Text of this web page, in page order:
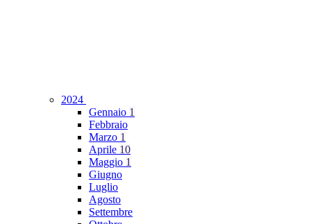
2024
Gennaio 1
Febbraio
Marzo 1
Aprile 10
Maggio 1
Giugno
Luglio
Agosto
Settembre